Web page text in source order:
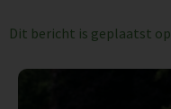
Dit bericht is geplaatst op